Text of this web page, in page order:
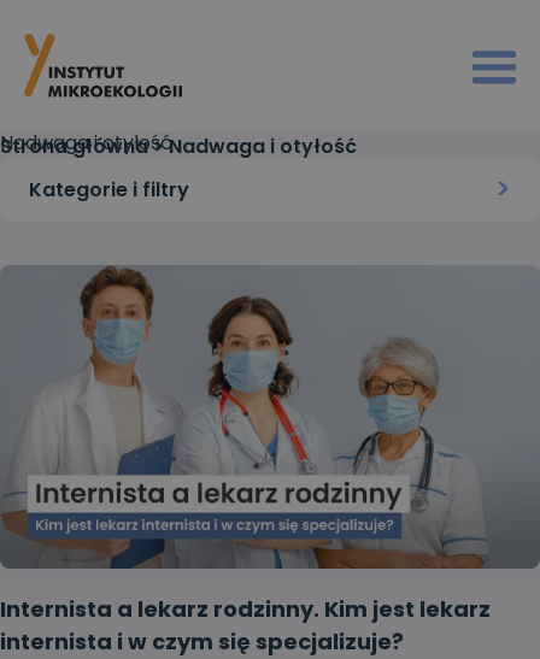
Strona główna>Nadwaga i otyłość
Nadwaga i otyłość
Kategorie i filtry
Internista a lekarz rodzinny. Kim jest lekarz
internista i w czym się specjalizuje?